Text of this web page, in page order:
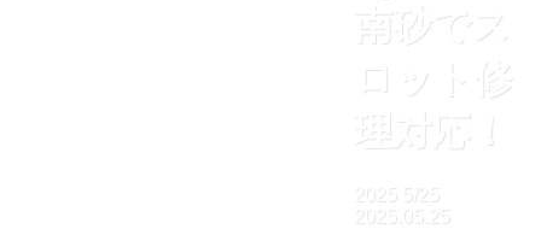
南砂でス
ロット修
理対応！
2025 5/25
2025.05.25